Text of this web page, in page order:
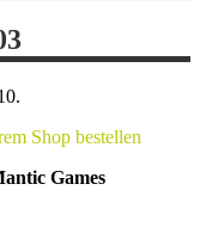
Shop bestellen
Games